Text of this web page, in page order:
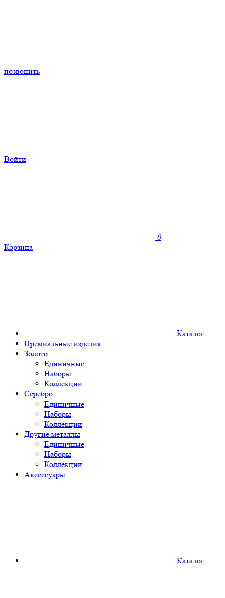
позвонить
Войти
0
Корзина
Каталог
Премиальные изделия
Золото
Единичные
Наборы
Коллекции
Серебро
Единичные
Наборы
Коллекции
Другие металлы
Единичные
Наборы
Коллекции
Аксессуары
Каталог